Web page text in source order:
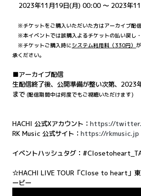
2023年11月19日(月) 00:00 〜 2023年
※チケットをご購入いただいた方はアーカイブ配信
※本イベントでは誤購入よるチケットの払い戻し・
※チケットご購入時にシステム利用料（330円）
承ください。
■アーカイブ配信
生配信終了後、公開準備が整い次第、
まで (配信期間中は何度でもご視聴いただけます)
HACHI 公式Xアカウント： https://
RK Music 公式サイト： https://rkmusic.jp
イベントハッシュタグ：
☆HACHI LIVE TOUR「Close to heart」東
ービー